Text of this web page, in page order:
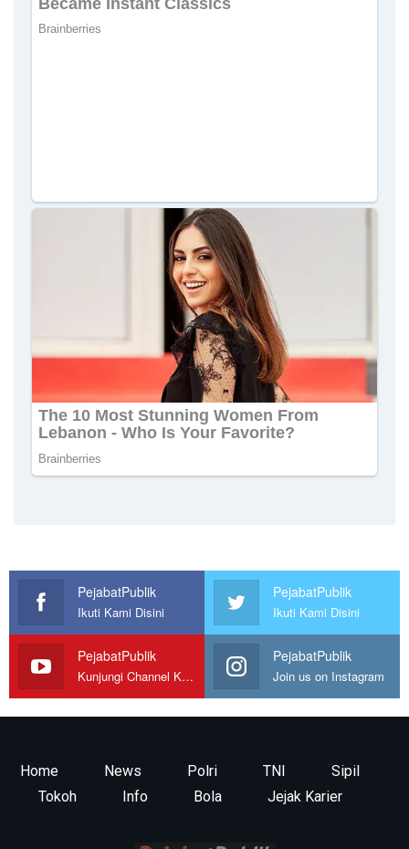
PejabatPublik
Ikuti Kami Disini
PejabatPublik
Ikuti Kami Disini
PejabatPublik
Kunjungi Channel Kami
PejabatPublik
Join us on Instagram
Home News Polri TNI
Sipil
Tokoh
Info Bola Jejak Karier